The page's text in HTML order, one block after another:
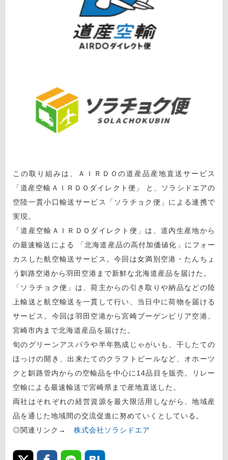
この取り組みは、ＡＩＲＤＯの道産品産地直送サービス
「道産空輸ＡＩＲＤＯダイレクト便」 と、ソラシドエアの
空陸一貫小口輸送サービス「ソラチョク便」による連携で
実現。
「道産空輸ＡＩＲＤＯダイレクト便」は、道内生産地から
の最速輸送による 「北海道産品の高付加価値化」にフォー
カスした航空輸送サービス。今回は女満別空港・たんちょ
う釧路空港から羽田空港まで新鮮な北海道産品を届けた。
「ソラチョク便」は、荷主からの引き取りや納品などの陸
上輸送と航空輸送を一貫して行い、当日中に荷物を届ける
サービス。今回は羽田空港から宮崎ブーゲンビリア空港、
宮崎市内まで北海道産品を届けた。
旬のグリーンアスパラや半年熟成じゃがいも、干したての
ほっけの開き、出来たてのクラフトビールなど、オホーツ
クと釧路管内からの空輸品を中心に14品目を販売。リレー
空輸による最速輸送で宮崎県まで産地直送した。
両社はそれぞれの経営資源を最大限活用しながら、地域産
品を通じた地域間の交流促進に努めていくとしている。
◎関連リンク→ 株式会社ソラシドエア